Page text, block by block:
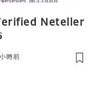
Neteller
時前